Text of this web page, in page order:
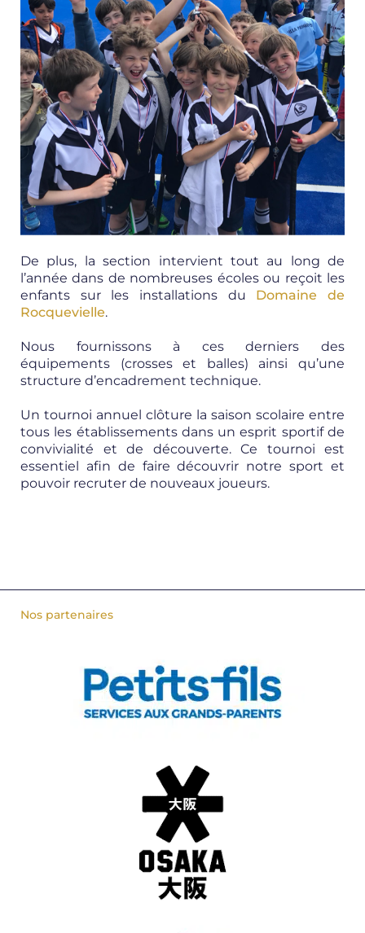
De plus, la section intervient tout au long de
l’année dans de nombreuses écoles ou reçoit les
enfants sur les installations du Domaine de
Rocquevielle.
Nous fournissons à ces derniers des
équipements (crosses et balles) ainsi qu’une
structure d’encadrement technique.
Un tournoi annuel clôture la saison scolaire entre
tous les établissements dans un esprit sportif de
convivialité et de découverte. Ce tournoi est
essentiel afin de faire découvrir notre sport et
pouvoir recruter de nouveaux joueurs.
Nos partenaires